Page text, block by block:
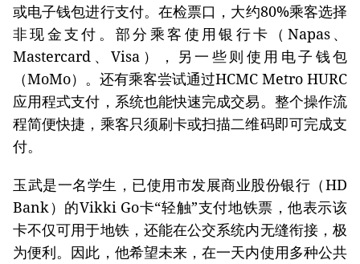
或电子钱包进行支付。在检票口，大约80%乘客选择
非现金支付。部分乘客使用银行卡（Napas、
Mastercard、Visa），另一些则使用电子钱包
（MoMo）。还有乘客尝试通过HCMC Metro HURC
应用程式支付，系统也能快速完成交易。整个操作流
程简便快捷，乘客只须刷卡或扫描二维码即可完成支
付。
玉武是一名学生，已使用市发展商业股份银行（HD
Bank）的Vikki Go卡“轻触”支付地铁票，他表示该
卡不仅可用于地铁，还能在公交系统内无缝衔接，极
为便利。因此，他希望未来，在一天内使用多种公共